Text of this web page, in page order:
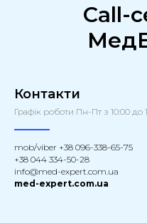
Call-
Контакти
Графік роботи Пн-Пт з 10:00 до
mob/viber +38 096-338-65-75
+38 044 334-50-28
info@med-expert.com.ua
med-expert.com.ua